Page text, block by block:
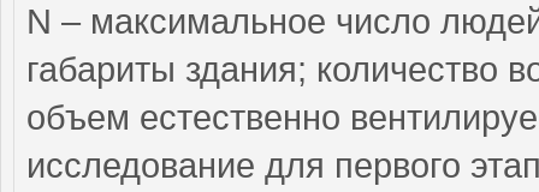
N – максимальное число
габариты здания; количество
объем естественно
исследование для первого